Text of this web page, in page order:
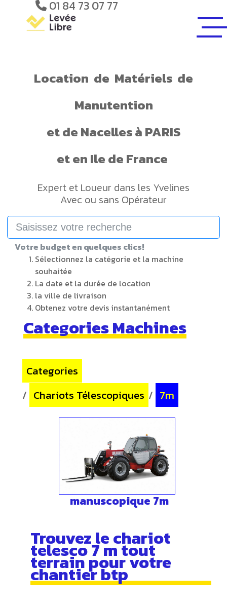
01 84 73 07 77
Location de Matériels de
Manutention
et deNacellesà PARIS
et en Ile de France
Expert et Loueur dans les Yvelines
Avec ou sans Opérateur
Votre budget en quelques clics!
Sélectionnez la catégorie et la machine
souhaitée
La date et la durée de location
la ville de livraison
Obtenez votre devis instantanément
Categories Machines
Categories
/ Chariots Télescopiques / 7m
manuscopique 7m
Trouvez le chariot
telesco 7 m tout
terrain pour votre
chantier btp